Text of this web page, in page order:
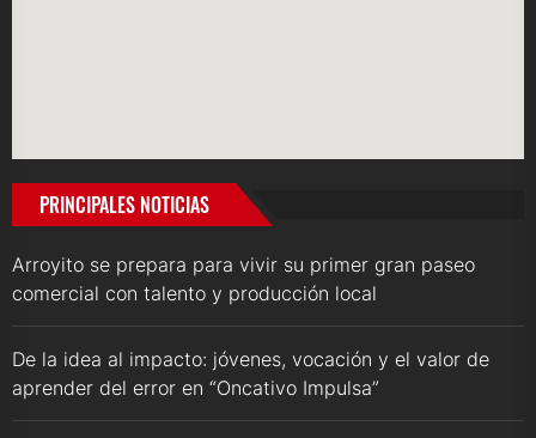
PRINCIPALES NOTICIAS
Arroyito se prepara para vivir su primer gran paseo
comercial con talento y producción local
De la idea al impacto: jóvenes, vocación y el valor de
aprender del error en “Oncativo Impulsa”